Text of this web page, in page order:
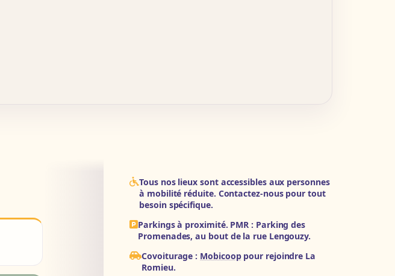
Tous nos lieux sont accessibles aux personnes
à mobilité réduite. Contactez-nous pour tout
besoin spécifique.
Parkings à proximité. PMR : Parking des
Promenades, au bout de la rue Lengouzy.
Covoiturage : Mobicooppour rejoindre La
Romieu.